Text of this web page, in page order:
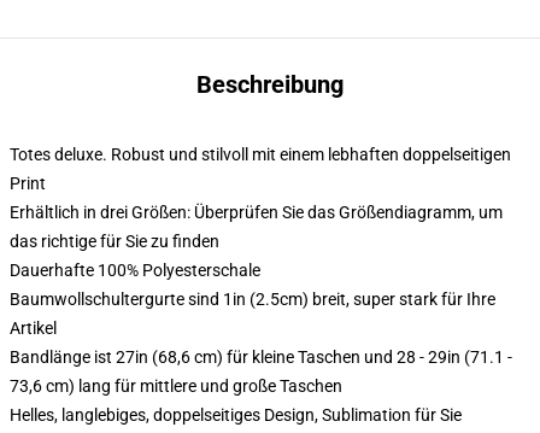
Beschreibung
Totes deluxe. Robust und stilvoll mit einem lebhaften doppelseitigen
Print
Erhältlich in drei Größen: Überprüfen Sie das Größendiagramm, um
das richtige für Sie zu finden
Dauerhafte 100% Polyesterschale
Baumwollschultergurte sind 1in (2.5cm) breit, super stark für Ihre
Artikel
Bandlänge ist 27in (68,6 cm) für kleine Taschen und 28 - 29in (71.1 -
73,6 cm) lang für mittlere und große Taschen
Helles, langlebiges, doppelseitiges Design, Sublimation für Sie